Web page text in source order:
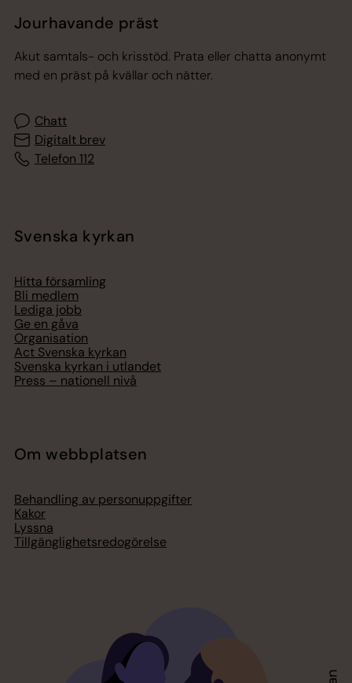
Jourhavande präst
Akut samtals- och krisstöd. Prata eller chatta anonymt
med en präst på kvällar och nätter.
Chatt
Digitalt brev
Telefon 112
Svenska kyrkan
Hitta församling
Bli medlem
Lediga jobb
Ge en gåva
Organisation
Act Svenska kyrkan
Svenska kyrkan i utlandet
Press – nationell nivå
Om webbplatsen
Behandling av personuppgifter
Kakor
Lyssna
Tillgänglighetsredogörelse